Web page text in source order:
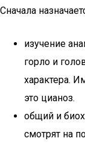
Сначала
изучение
горло и
характера.
это цианоз.
общий и
смотрят на